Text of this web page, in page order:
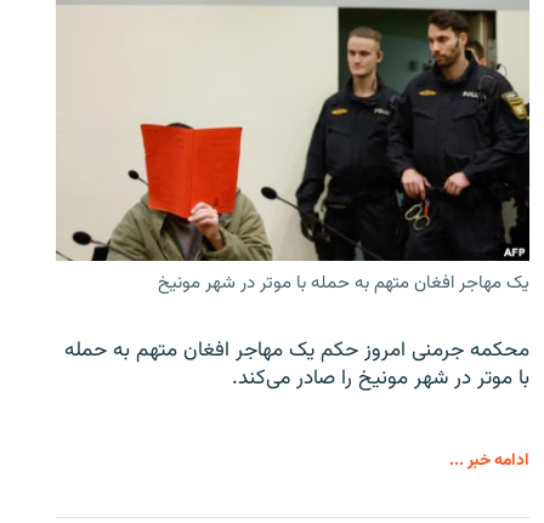
یک مهاجر افغان متهم به حمله با موتر در شهر مونیخ
محکمه جرمنی امروز حکم یک مهاجر افغان متهم به حمله
با موتر در شهر مونیخ را صادر می‌کند.
ادامه خبر ...